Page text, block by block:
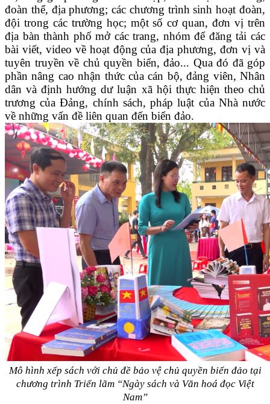
đoàn thể, địa phương; các chương trình sinh hoạt đoàn,
đội trong các trường học; một số cơ quan, đơn vị trên
địa bàn thành phố mở các trang, nhóm để đăng tải các
bài viết, video về hoạt động của địa phương, đơn vị và
tuyên truyền về chủ quyền biển, đảo... Qua đó đã góp
phần nâng cao nhận thức của cán bộ, đảng viên, Nhân
dân và định hướng dư luận xã hội thực hiện theo chủ
trương của Đảng, chính sách, pháp luật của Nhà nước
về những vấn đề liên quan đến biển đảo.
Mô hình xếp sách với chủ đề bảo vệ chủ quyền biển đảo tại
chương trình Triển lãm “Ngày sách và Văn hoá đọc Việt
Nam”